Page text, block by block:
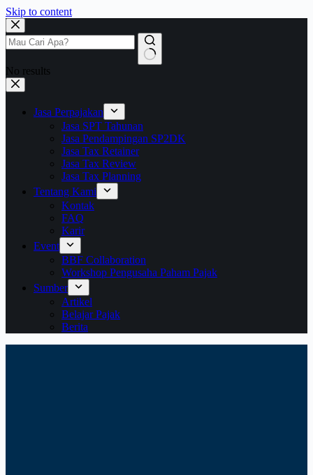
Skip to content
No results
Jasa Perpajakan
Jasa SPT Tahunan
Jasa Pendampingan SP2DK
Jasa Tax Retainer
Jasa Tax Review
Jasa Tax Planning
Tentang Kami
Kontak
FAQ
Karir
Event
BBF Collaboration
Workshop Pengusaha Paham Pajak
Sumber
Artikel
Belajar Pajak
Berita